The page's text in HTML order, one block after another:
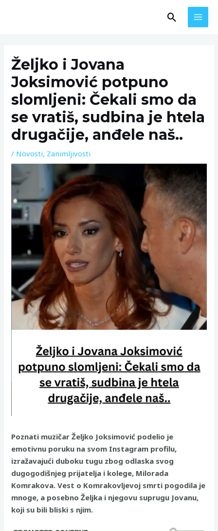
Search
Željko i Jovana
Joksimović potpuno
slomljeni: Čekali smo da
se vratiš, sudbina je htela
drugačije, anđele naš..
/ Novosti, Zanimljivosti
Poznati muzičar Željko Joksimović podelio je
emotivnu poruku na svom Instagram profilu,
izražavajući duboku tugu zbog odlaska svog
dugogodišnjeg prijatelja i kolege, Milorada
Komrakova. Vest o Komrakovljevoj smrti pogodila je
mnoge, a posebno Željka i njegovu suprugu Jovanu,
koji su bili bliski s njim.